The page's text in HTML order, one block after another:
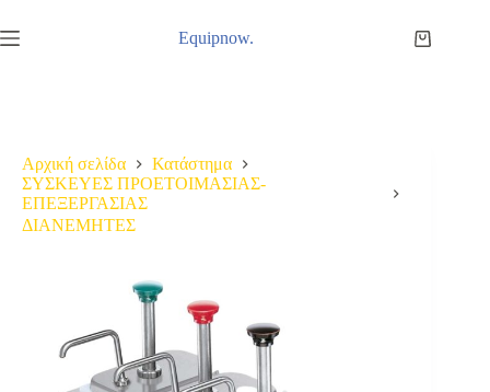
στο
περιεχόμενο
Equipnow.
Καλάθι
Αρχική σελίδα
Κατάστημα
ΣΥΣΚΕΥΕΣ ΠΡΟΕΤΟΙΜΑΣΙΑΣ-
ΕΠΕΞΕΡΓΑΣΙΑΣ
ΔΙΑΝΕΜΗΤΕΣ